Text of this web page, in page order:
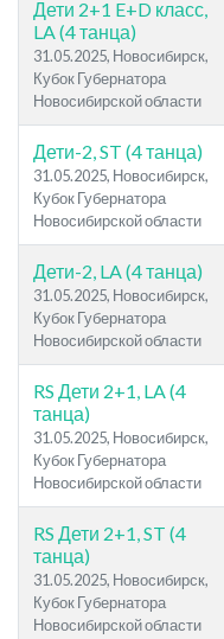
Дети 2+1 E+D класс,
LA (4 танца)
31.05.2025, Новосибирск,
Кубок Губернатора
Новосибирской области
Дети-2, ST (4 танца)
31.05.2025, Новосибирск,
Кубок Губернатора
Новосибирской области
Дети-2, LA (4 танца)
31.05.2025, Новосибирск,
Кубок Губернатора
Новосибирской области
RS Дети 2+1, LA (4
танца)
31.05.2025, Новосибирск,
Кубок Губернатора
Новосибирской области
RS Дети 2+1, ST (4
танца)
31.05.2025, Новосибирск,
Кубок Губернатора
Новосибирской области